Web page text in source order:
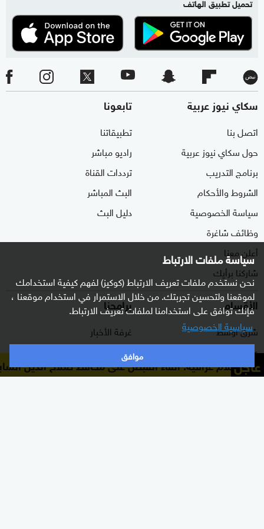
سياسة ملفات الارتباط
نحن نستخدم ملفات تعريف الارتباط (كوكيز) لفهم كيفية استخدامك
لموقعنا ولتحسين تجربتك. من خلال الاستمرار في استخدام موقعنا ،
فإنك توافق على استخدامنا لملفات تعريف الارتباط.
سياسية الخصوصية
موافق
سكاي نيوز عربية
اتصل بنا
حول سكاي نيوز عربية
برنامج التدريب
الشروط والأحكام
سياسة الخصوصية
وظائف شاغرة
أعلن معنا
شاركنا برأيك
تابعونا
تطبيقاتنا
راديو مباشر
ترددات القناة
البث المباشر
دليل البث
الأقسام
شرق أوسط
عالم
رياضة
برامجنا
غرفة الأخبار
السؤال الصعب
رادار
عاجل
إعلام عراقية: القاء القبض على محافظ صلاح الدين